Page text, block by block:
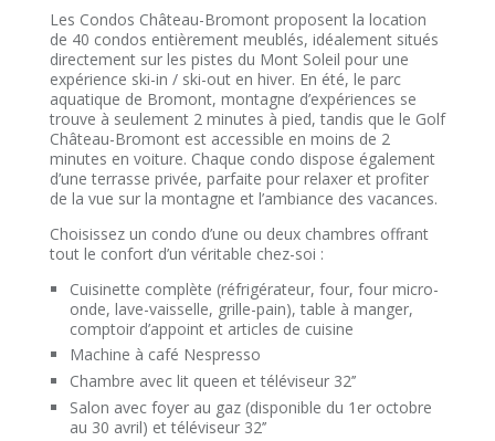
Les Condos Château-Bromont proposent la location
de 40 condos entièrement meublés, idéalement situés
directement sur les pistes du Mont Soleil pour une
expérience ski-in / ski-out en hiver. En été, le parc
aquatique de Bromont, montagne d’expériences se
trouve à seulement 2 minutes à pied, tandis que le Golf
Château-Bromont est accessible en moins de 2
minutes en voiture. Chaque condo dispose également
d’une terrasse privée, parfaite pour relaxer et profiter
de la vue sur la montagne et l’ambiance des vacances.
Choisissez un condo d’une ou deux chambres offrant
tout le confort d’un véritable chez-soi :
Cuisinette complète (réfrigérateur, four, four micro-
onde, lave-vaisselle, grille-pain), table à manger,
comptoir d’appoint et articles de cuisine
Machine à café Nespresso
Chambre avec lit queen et téléviseur 32’’
Salon avec foyer au gaz (disponible du 1er octobre
au 30 avril) et téléviseur 32’’